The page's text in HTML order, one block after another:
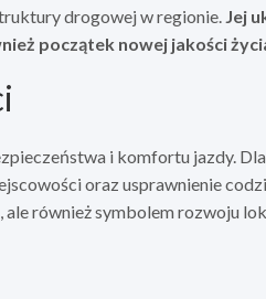
drogowej w regionie. Jej
początek nowej jakości
i komfortu jazdy.
oraz usprawnienie
również symbolem rozwoju